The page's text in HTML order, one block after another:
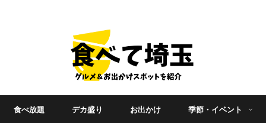
食べ放題 デカ盛り お出かけ 季節・イベント